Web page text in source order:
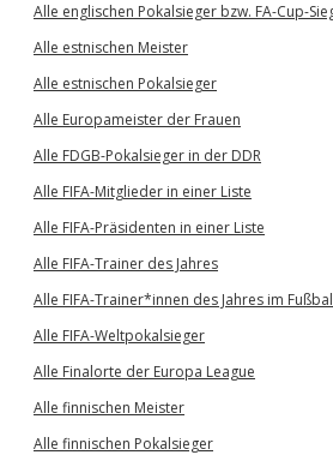
Alle englischen Pokalsieger bzw. FA-Cup-
Alle estnischen Meister
Alle estnischen Pokalsieger
Alle Europameister der Frauen
Alle FDGB-Pokalsieger in der DDR
Alle FIFA-Mitglieder in einer Liste
Alle FIFA-Präsidenten in einer Liste
Alle FIFA-Trainer des Jahres
Alle FIFA-Trainer*innen des Jahres im
Alle FIFA-Weltpokalsieger
Alle Finalorte der Europa League
Alle finnischen Meister
Alle finnischen Pokalsieger